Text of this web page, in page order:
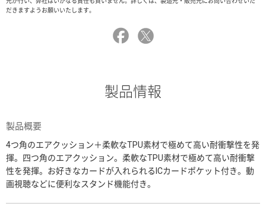
だきますようお願いいたします。
製品情報
製品概要
4つ角のエアクッション＋柔軟なTPU素材で極めて高い耐衝撃性を発
揮。四つ角のエアクッション。柔軟なTPU素材で極めて高い耐衝撃
性を発揮。お好きなカードが入れられるICカードポケット付き。動
画視聴などに便利なスタンド機能付き。